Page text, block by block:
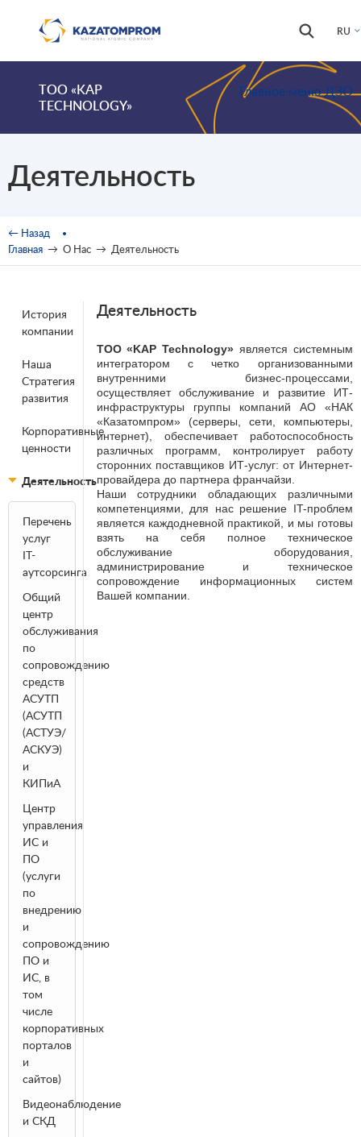
RU
Форма
Поиск
ТОО «KAP
TECHNOLOGY»
Главное меню ДЗО
Деятельность
Вы здесь
← Назад
Главная → О Нас → Деятельность
История
компании
Наша
Стратегия
развития
Корпоративные
ценности
Деятельность
Перечень
услуг
IT-
аутсорсинга
Общий
центр
обслуживания
по
сопровождению
средств
АСУТП
(АСУТП
(АСТУЭ/
АСКУЭ)
и
КИПиА
Центр
управления
ИС и
ПО
(услуги
по
внедрению
и
сопровождению
ПО и
ИС, в
том
числе
корпоративных
порталов
и
сайтов)
Видеонаблюдение
и СКД
Деятельность
ТОО «KAP Technology» является системным
интегратором с четко организованными
внутренними бизнес-процессами,
осуществляет обслуживание и развитие ИТ-
инфраструктуры группы компаний АО «НАК
«Казатомпром» (серверы, сети, компьютеры,
интернет), обеспечивает работоспособность
различных программ, контролирует работу
сторонних поставщиков ИТ-услуг: от Интернет-
провайдера до партнера франчайзи.
Наши сотрудники обладающих различными
компетенциями, для нас решение IT-проблем
является каждодневной практикой, и мы готовы
взять на себя полное техническое
обслуживание оборудования,
администрирование и техническое
сопровождение информационных систем
Вашей компании.